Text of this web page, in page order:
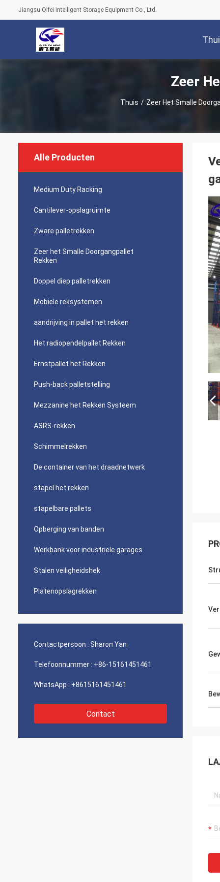
Jiangsu Qifei Intelligent Storage Equipment Co., Ltd.
Zeer
Thuis / Zeer Het Smalle
Alle Producten
Medium Duty Racking
Cantilever-opslagruimte
Zware palletrekken
Zeer het Smalle Doorgangpallet
Rekken
Doppel diep palletrekken
Mobiele reksystemen
aandrijving in pallet het rekken
Het radiopendelpallet Rekken
Ernstpallet het Rekken
Push-back palletstelling
Mezzanine het Rekken Systeem
ASRS-rekken
Schimmelrekken
De container van het draadnetwerk
stapel het rekken
stapelbare pallets
Opberging van banden
Werkbank voor industriële garages
Stalen veiligheidshek
Platenopslagrekken
Contactpersoon : Sharon Yan
Telefoonnummer : +86-15161451461
WhatsApp : +8615161451461
Contact